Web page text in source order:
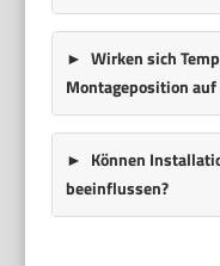
Wirken sich
Montageposition
Können
beeinflussen?